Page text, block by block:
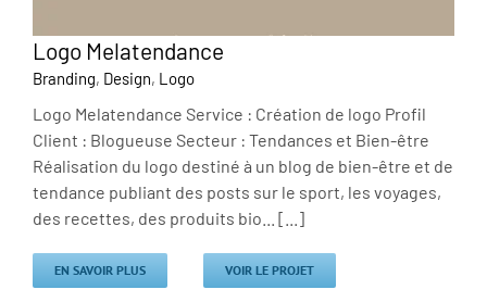
Logo Melatendance
Branding, Design, Logo
Logo Melatendance Service : Création de logo Profil
Client : Blogueuse Secteur : Tendances et Bien-être
Réalisation du logo destiné à un blog de bien-être et de
tendance publiant des posts sur le sport, les voyages,
des recettes, des produits bio... [...]
EN SAVOIR PLUS VOIR LE PROJET